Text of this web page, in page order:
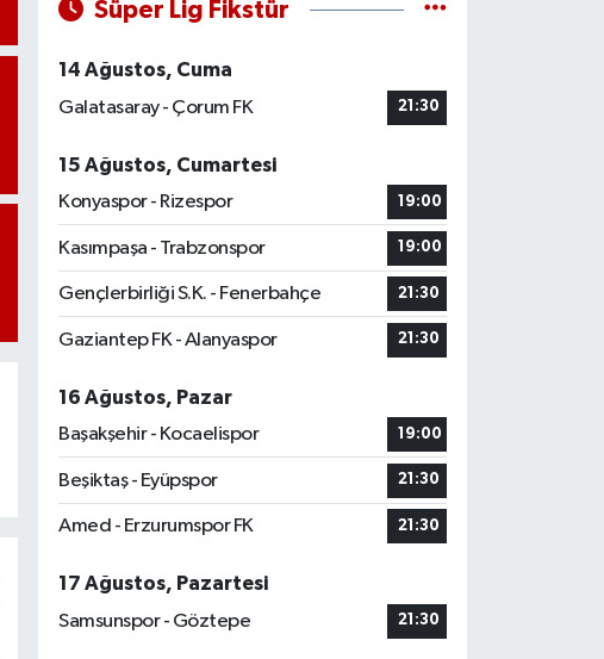
Süper Lig Fikstür
14 Ağustos, Cuma
Galatasaray - Çorum FK
21:30
15 Ağustos, Cumartesi
Konyaspor - Rizespor
19:00
Kasımpaşa - Trabzonspor 19:00
Gençlerbirliği S.K. - Fenerbahçe 21:30
Gaziantep FK - Alanyaspor 21:30
16 Ağustos, Pazar
Başakşehir - Kocaelispor
19:00
Beşiktaş - Eyüpspor 21:30
Amed - Erzurumspor FK 21:30
17 Ağustos, Pazartesi
Samsunspor - Göztepe
21:30